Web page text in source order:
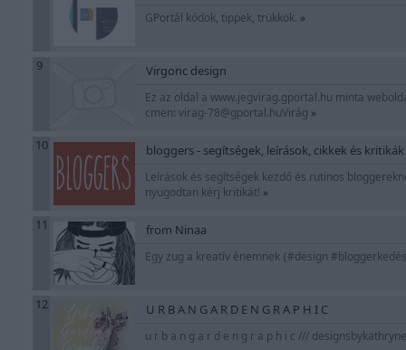
GPortál kódok, tippek, trükkök. »
9 Virgonc design
Ez az oldal a www.jegvirag.gportal.hu minta
cmen: virag-78@gportal.huVirág »
10 bloggers - segítségek, leírások, cikkek és kritikák
Leírások és segítségek kezdő és rutinos
nyugodtan kérj kritikát! »
11 from Ninaa
Egy zug a kreatív énemnek {#design
12 U R B A N G A R D E N G R A P H I C
u r b a n g a r d e n g r a p h i c ///